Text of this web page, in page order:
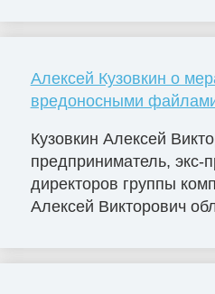
Алексей Кузовкин о
вредоносными
Кузовкин Алексей
предприниматель, экс-
директоров группы
Алексей Викторович